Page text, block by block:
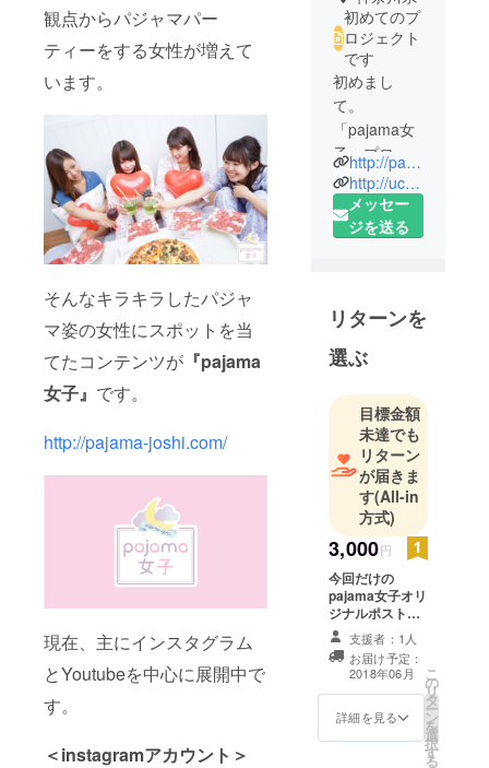
観点からパジャマパー
ティーをする女性が増えて
います。
そんなキラキラしたパジャ
マ姿の女性にスポットを当
てたコンテンツが 『pajama
女子』 です。
http://pajama-joshi.com/
現在、主にインスタグラム
とYoutubeを中心に展開中で
す。
＜instagramアカウント＞
初めてのプ
ロジェクト
です
初めまし
て。
「pajama女
子」プロ
デューサー
の内田と申
します。
やライブ、
イベント撮
影などの記
録撮影を中
心に行って
います。
鹿児島出身
で20歳の時
に東京に憧
れ上京し、
さまざまな
職を経験し
てきまし
た。
30歳まで某
サラリーマ
http://pajama-joshi.com/
http://uchida-yuki.net/
メッセー
ジを送る
リターンを
選ぶ
目標金額
未達でも
リターン
が届きま
す(All-in
方式)
3,000円
今回だけの
pajama女子オリ
ジナルポスト
カード3枚セット
「撮影会プロ
ジェクト成功記
念ポストカー
ド」と記載あり
支援者：1人
お届け予定：
2018年06月
詳細を見る
こ
の
リ
タ
ー
ン
を
選
択
す
る